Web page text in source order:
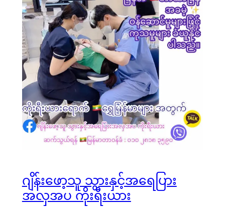
ဂျိန်းဖော့သူ သွားနှင့်အရေပြား
အလှအပ ကိုးရီးယား